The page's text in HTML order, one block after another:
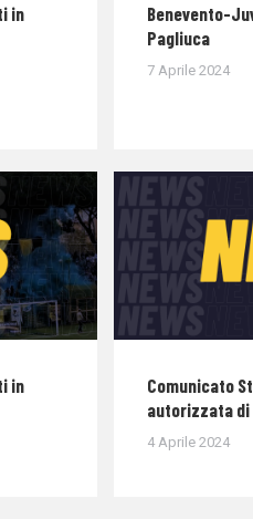
in
Benevento-
Pagliuca
7 Aprile 2024
in
Comunicato
autorizzata
4 Aprile 2024